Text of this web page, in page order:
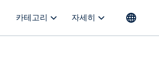
카테고리 자세히